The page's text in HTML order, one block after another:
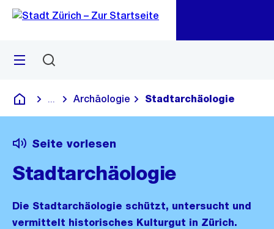
Navigation
Sprunglink
Menü
Deutsch
Blende alle Breadcrumbs ein
Archäologie Stadtarchäologie
Seite vorlesen
Stadtarchäologie
Die Stadtarchäologie schützt, untersucht und
vermittelt historisches Kulturgut in Zürich.